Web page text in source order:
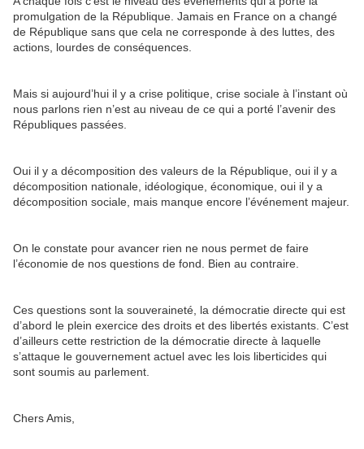
promulgation de la République. Jamais en France on a changé
de République sans que cela ne corresponde à des luttes, des
actions, lourdes de conséquences.
Mais si aujourd’hui il y a crise politique, crise sociale à l’instant où
nous parlons rien n’est au niveau de ce qui a porté l’avenir des
Républiques passées.
Oui il y a décomposition des valeurs de la République, oui il y a
décomposition nationale, idéologique, économique, oui il y a
décomposition sociale, mais manque encore l’événement majeur.
On le constate pour avancer rien ne nous permet de faire
l’économie de nos questions de fond. Bien au contraire.
Ces questions sont la souveraineté, la démocratie directe qui est
d’abord le plein exercice des droits et des libertés existants. C’est
d’ailleurs cette restriction de la démocratie directe à laquelle
s’attaque le gouvernement actuel avec les lois liberticides qui
sont soumis au parlement.
Chers Amis,